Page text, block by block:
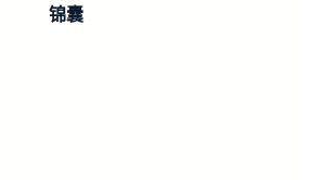
锦囊